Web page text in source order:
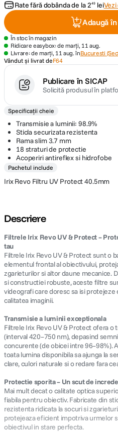
card memorie
8. dji mic mini
9. dji osmo
10. insta 360
Rate fără dobânda de la249 leiVezi
Adaugă
În stoc în magazin
Ridicare easybox: de marți, 11 aug.
Livrare: de marți, 11 aug. înBucuresti
Vândut și livrat deF64
Publicare în SICAP
Solicită produsul în
Specificații cheie
Transmisie a luminii: 98.9%
Sticla securizata rezistenta
Rama slim 3.7 mm
18 straturi de protectie
Acoperiri antireflex si hidrofobe
Pachetul include
Irix Revo Filtru UV Protect 40.5mm
Descriere
Filtrele Irix Revo UV & Protect –
tau
Filtrele Irix Revo UV & Protect sunt o
elementul frontal al obiectivului,
zgarieturilor si altor daune mecanice.
si constructiei robuste, aceste filtre
videografi care doresc sa isi
calitatea imaginii.
Transmisie a luminii exceptionala
Filtrele Irix Revo UV & Protect ofera o
(interval 420–750 nm), depasind
concurente (de obicei intre 96–98%).
toata lumina disponibila sa ajunga la
clare, culori naturale si o redare fara
Protectie sporita – Un scut de
Mai mult decat o calitate optica
fiabila pentru obiectiv. Fabricate din
rezistenta ridicata la socuri si
protejeaza eficient impotriva urmelor
obiectivul in stare perfecta.